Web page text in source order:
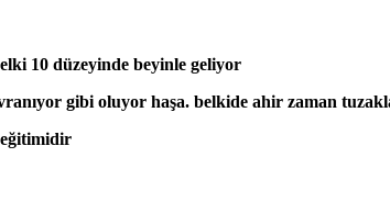
10 düzeyinde beyinle geliyor
gibi oluyor haşa. belkide ahir zaman
eğitimidir